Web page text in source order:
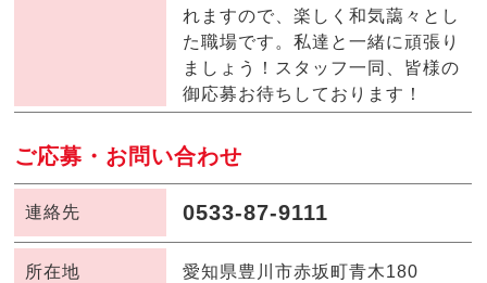
れますので、楽しく和気藹々とし
た職場です。私達と一緒に頑張り
ましょう！スタッフ一同、皆様の
御応募お待ちしております！
ご応募・お問い合わせ
連絡先 0533-87-9111
所在地 愛知県豊川市赤坂町青木180